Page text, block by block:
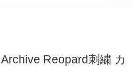
Archive Reopard刺繍 カ